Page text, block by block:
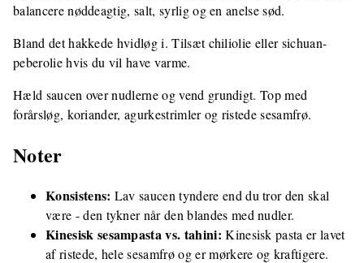
balancere nøddeagtig, salt, syrlig og en anelse sød.
Bland det hakkede hvidløg i. Tilsæt chiliolie eller sichuan-
peberolie hvis du vil have varme.
Hæld saucen over nudlerne og vend grundigt. Top med
forårsløg, koriander, agurkestrimler og ristede sesamfrø.
Noter
Konsistens: Lav saucen tyndere end du tror den skal
være - den tykner når den blandes med nudler.
Kinesisk sesampasta vs. tahini: Kinesisk pasta er lavet
af ristede, hele sesamfrø og er mørkere og kraftigere.